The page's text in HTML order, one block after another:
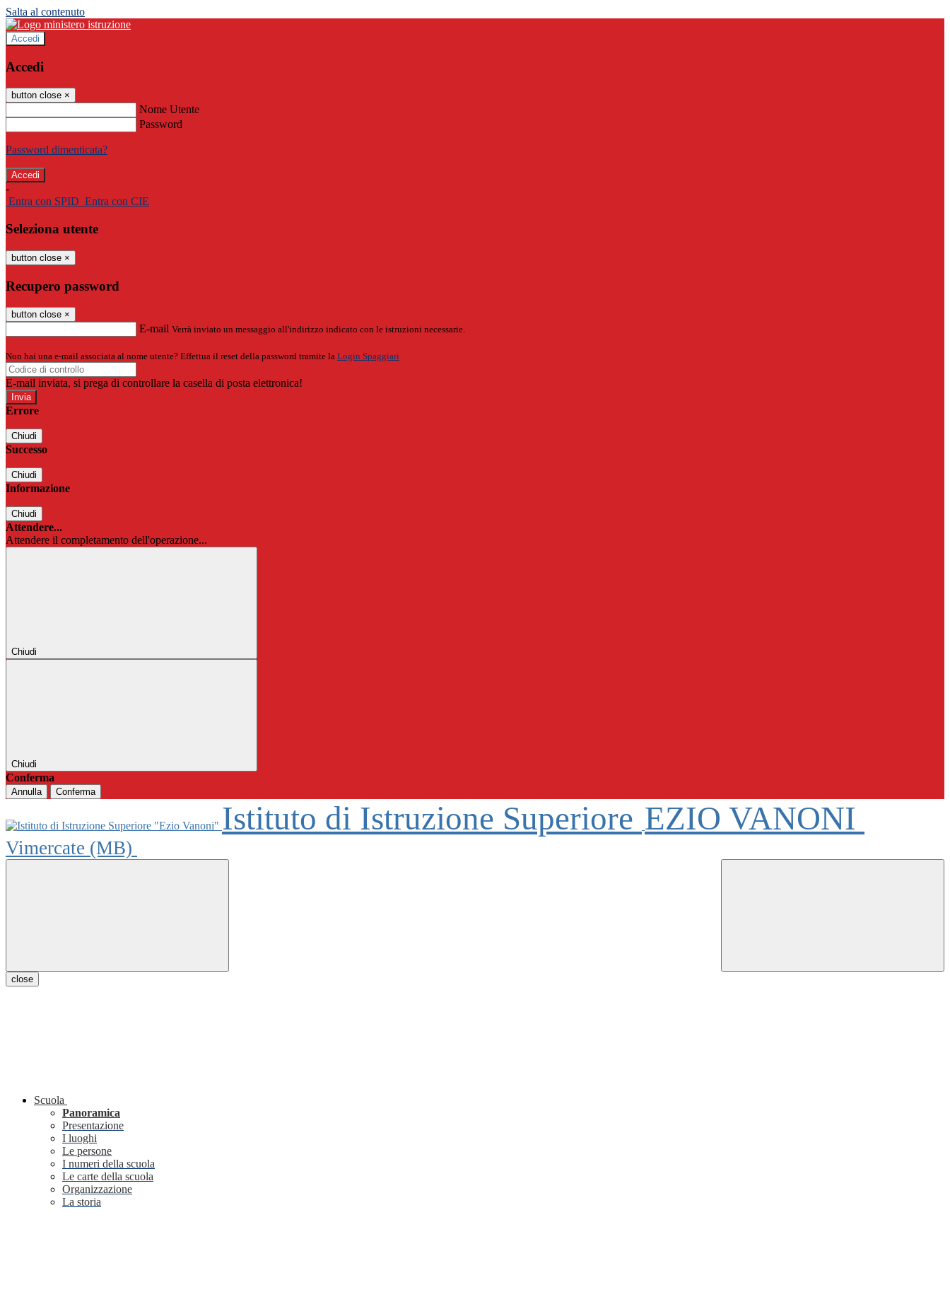
Salta al contenuto
Accedi
Accedi
button close ×
Nome Utente
Password
Password dimenticata?
-
Entra con SPID Entra con CIE
Seleziona utente
button close ×
Recupero password
button close ×
E-mail Verrà inviato un messaggio all'indirizzo indicato con le istruzioni necessarie.
Non hai una e-mail associata al nome utente? Effettua il reset della password tramite la Login Spaggiari
E-mail inviata, si prega di controllare la casella di posta elettronica!
Errore
Chiudi
Successo
Chiudi
Informazione
Chiudi
Attendere...
Attendere il completamento dell'operazione...
Chiudi
Chiudi
Conferma
Annulla Conferma
Istituto di Istruzione Superiore EZIO VANONI
Vimercate (MB)
close
Scuola
Panoramica
Presentazione
I luoghi
Le persone
I numeri della scuola
Le carte della scuola
Organizzazione
La storia